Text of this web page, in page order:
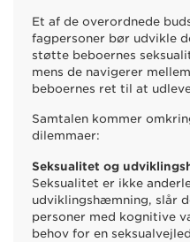
Et af de overordnede
fagpersoner bør udvikle
støtte beboernes
mens de navigerer
beboernes ret til at
Samtalen kommer
dilemmaer:
Seksualitet og
Seksualitet er ikke
udviklingshæmning, slår
personer med kognitive
behov for en